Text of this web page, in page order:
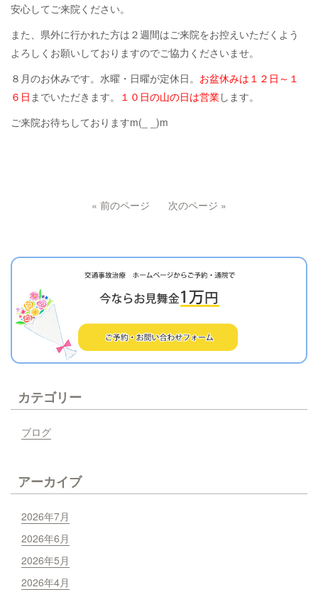
安心してご来院ください。
また、県外に行かれた方は２週間はご来院をお控えいただくよう
よろしくお願いしておりますのでご協力くださいませ。
８月のお休みです。水曜・日曜が定休日。 お盆休みは１２日～１
６日 までいただきます。 １０日の山の日は営業します。
ご来院お待ちしておりますm(_ _)m
« 前のページ 次のページ »
カテゴリー
ブログ
アーカイブ
2026年7月
2026年6月
2026年5月
2026年4月